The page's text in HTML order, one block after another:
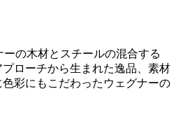
ーの木材とスチールの混合する
プローチから生まれた逸品、素材
色彩にもこだわったウェグナーの